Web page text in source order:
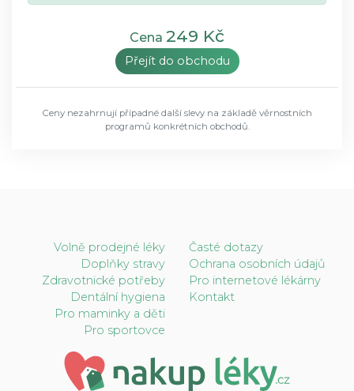
Cena 249 Kč
Přejít do obchodu
Ceny nezahrnují případné další slevy na základě věrnostních
programů konkrétních obchodů.
Volně prodejné léky
Doplňky stravy
Zdravotnické potřeby
Dentální hygiena
Pro maminky a děti
Pro sportovce
Časté dotazy
Ochrana osobních údajů
Pro internetové lékárny
Kontakt